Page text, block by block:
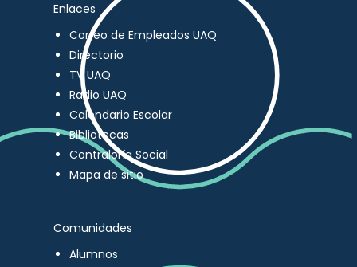
Enlaces
Correo de Empleados UAQ
Directorio
TV UAQ
Radio UAQ
Calendario Escolar
Bibliotecas
Contraloría Social
Mapa de sitio
Comunidades
Alumnos